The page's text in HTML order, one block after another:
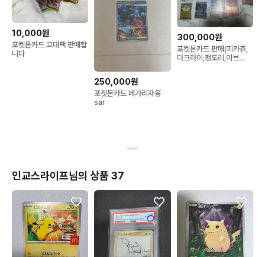
10,000원
포켓몬카드 고대팩 판매합
니다
250,000원
포켓몬카드 메가리자몽
sar
300,000원
포켓몬카드 판매(피카츄,
다크라이,팽도리,이브
인교스라이프님의 상품 37